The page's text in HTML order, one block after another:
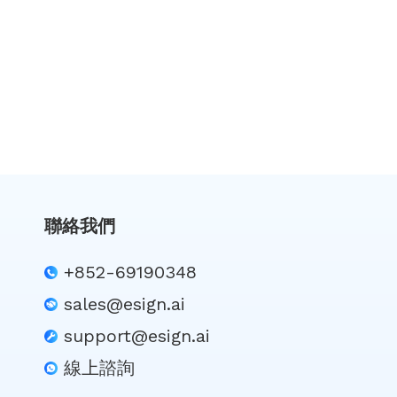
聯絡我們
+852-69190348
sales@esign.ai
support@esign.ai
線上諮詢